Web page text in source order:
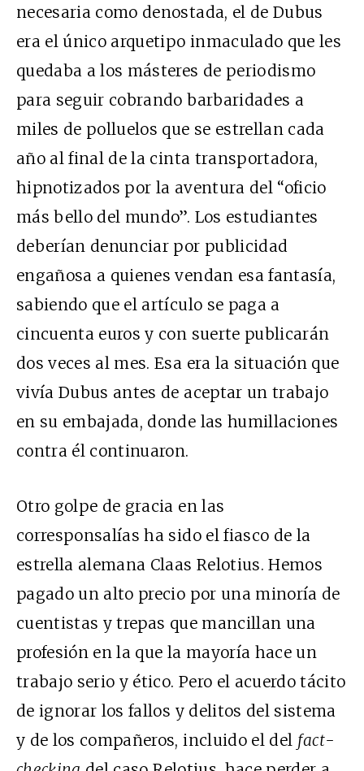
necesaria como denostada, el de Dubus
era el único arquetipo inmaculado que les
quedaba a los másteres de periodismo
para seguir cobrando barbaridades a
miles de polluelos que se estrellan cada
año al final de la cinta transportadora,
hipnotizados por la aventura del “oficio
más bello del mundo”. Los estudiantes
deberían denunciar por publicidad
engañosa a quienes vendan esa fantasía,
sabiendo que el artículo se paga a
cincuenta euros y con suerte publicarán
dos veces al mes. Esa era la situación que
vivía Dubus antes de aceptar un trabajo
en su embajada, donde las humillaciones
contra él continuaron.
Otro golpe de gracia en las
corresponsalías ha sido el fiasco de la
estrella alemana Claas Relotius. Hemos
pagado un alto precio por una minoría de
cuentistas y trepas que mancillan una
profesión en la que la mayoría hace un
trabajo serio y ético. Pero el acuerdo tácito
de ignorar los fallos y delitos del sistema
y de los compañeros, incluido el del fact-